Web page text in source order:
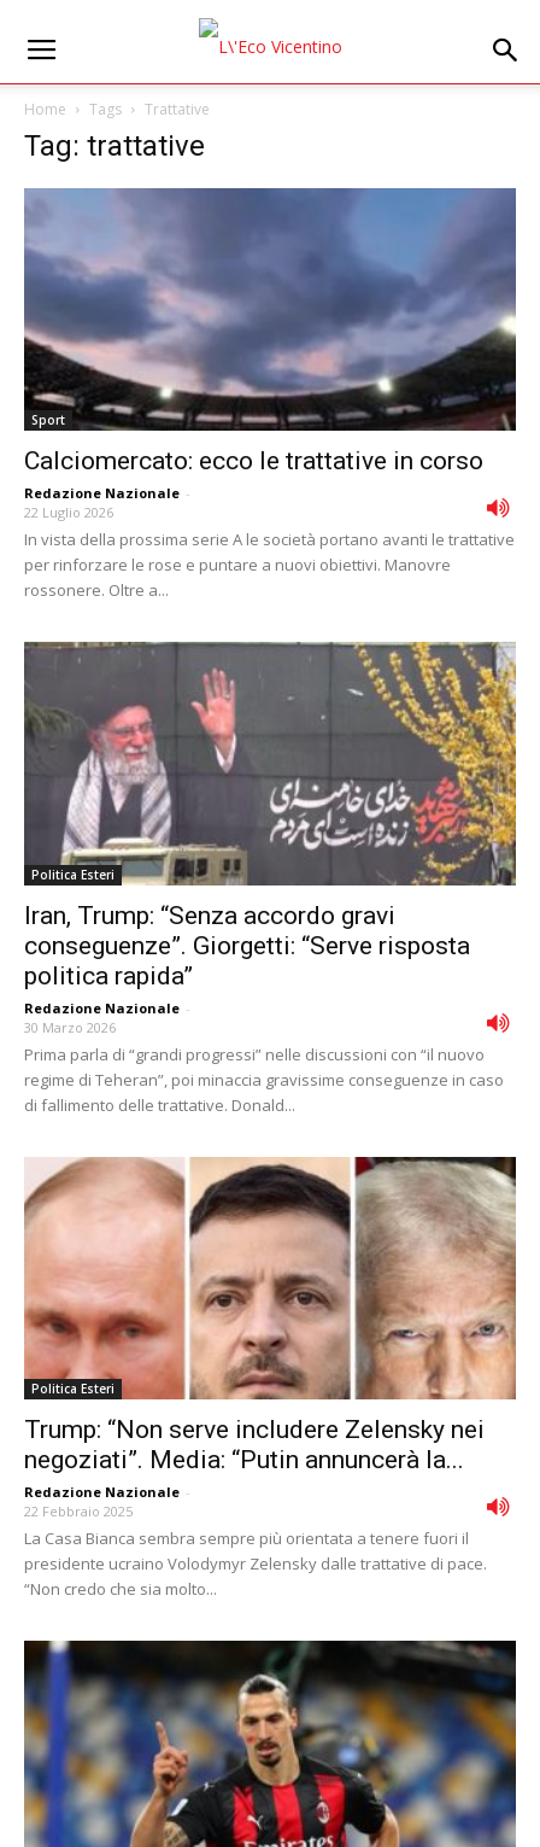
Home Tags Trattative
Tag: trattative
Sport
Calciomercato: ecco le trattative in corso
Redazione Nazionale -
22 Luglio 2026
In vista della prossima serie A le società portano avanti le trattative
per rinforzare le rose e puntare a nuovi obiettivi. Manovre
rossonere. Oltre a...
Politica Esteri
Iran, Trump: “Senza accordo gravi
conseguenze”. Giorgetti: “Serve risposta
politica rapida”
Redazione Nazionale -
30 Marzo 2026
Prima parla di “grandi progressi” nelle discussioni con “il nuovo
regime di Teheran”, poi minaccia gravissime conseguenze in caso
di fallimento delle trattative. Donald...
Politica Esteri
Trump: “Non serve includere Zelensky nei
negoziati”. Media: “Putin annuncerà la...
Redazione Nazionale -
22 Febbraio 2025
La Casa Bianca sembra sempre più orientata a tenere fuori il
presidente ucraino Volodymyr Zelensky dalle trattative di pace.
“Non credo che sia molto...